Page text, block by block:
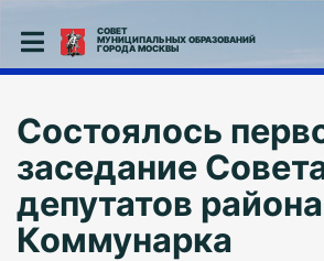
СОВЕТ
МУНИЦИПАЛЬНЫХ ОБРАЗОВАНИЙ
ГОРОДА МОСКВЫ
Состоялось
заседание
депутатов района
Коммунарка